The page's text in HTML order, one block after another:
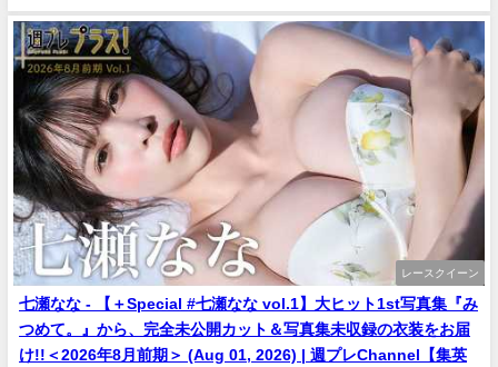
レースクイーン
七瀬なな - 【＋Special #七瀬なな vol.1】大ヒット1st写真集『み
つめて。』から、完全未公開カット＆写真集未収録の衣装をお届
け!!＜2026年8月前期＞ (Aug 01, 2026) | 週プレChannel【集英